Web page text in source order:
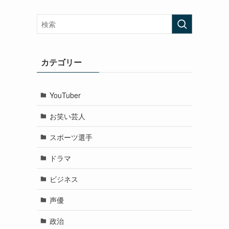
カテゴリー
YouTuber
お笑い芸人
スポーツ選手
ドラマ
ビジネス
声優
政治